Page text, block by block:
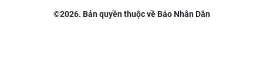
©2026. Bản quyền thuộc về Báo Nhân Dân